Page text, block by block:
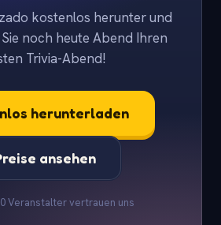
kostenlos herunter und
noch heute Abend Ihren
Trivia-Abend!
herunterladen
ansehen
Veranstalter vertrauen uns